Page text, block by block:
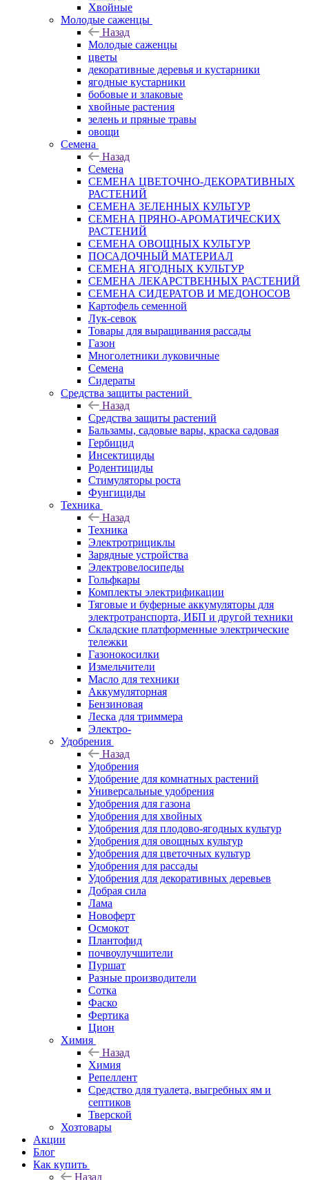
Хвойные
Молодые саженцы
Назад
Молодые саженцы
цветы
декоративные деревья и кустарники
ягодные кустарники
бобовые и злаковые
хвойные растения
зелень и пряные травы
овощи
Семена
Назад
Семена
СЕМЕНА ЦВЕТОЧНО-ДЕКОРАТИВНЫХ
РАСТЕНИЙ
СЕМЕНА ЗЕЛЕННЫХ КУЛЬТУР
СЕМЕНА ПРЯНО-АРОМАТИЧЕСКИХ
РАСТЕНИЙ
СЕМЕНА ОВОЩНЫХ КУЛЬТУР
ПОСАДОЧНЫЙ МАТЕРИАЛ
СЕМЕНА ЯГОДНЫХ КУЛЬТУР
СЕМЕНА ЛЕКАРСТВЕННЫХ РАСТЕНИЙ
СЕМЕНА СИДЕРАТОВ И МЕДОНОСОВ
Картофель семенной
Лук-севок
Товары для выращивания рассады
Газон
Многолетники луковичные
Семена
Сидераты
Средства защиты растений
Назад
Средства защиты растений
Бальзамы, садовые вары, краска садовая
Гербицид
Инсектициды
Родентициды
Стимуляторы роста
Фунгициды
Техника
Назад
Техника
Электротрициклы
Зарядные устройства
Электровелосипеды
Гольфкары
Комплекты электрификации
Тяговые и буферные аккумуляторы для
электротранспорта, ИБП и другой техники
Складские платформенные электрические
тележки
Газонокосилки
Измельчители
Масло для техники
Аккумуляторная
Бензиновая
Леска для триммера
Электро-
Удобрения
Назад
Удобрения
Удобрение для комнатных растений
Универсальные удобрения
Удобрения для газона
Удобрения для хвойных
Удобрения для плодово-ягодных культур
Удобрения для овощных культур
Удобрения для цветочных культур
Удобрения для рассады
Удобрения для декоративных деревьев
Добрая сила
Лама
Новоферт
Осмокот
Плантофид
почвоулучшители
Пуршат
Разные производители
Сотка
Фаско
Фертика
Цион
Химия
Назад
Химия
Репеллент
Средство для туалета, выгребных ям и
септиков
Тверской
Хозтовары
Акции
Блог
Как купить
Назад